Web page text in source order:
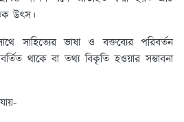
উৎস।
সাহিত্যের ভাষা ও বক্তব্যের পরিবর্তন
থাকে বা তথ্য বিকৃতি হওয়ার সম্ভাবনা